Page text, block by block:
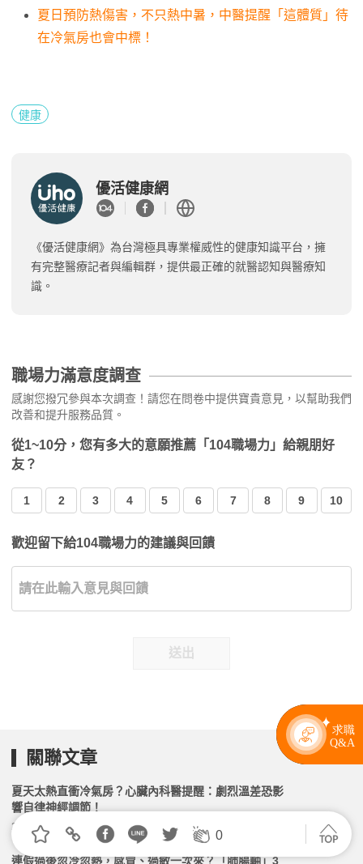
夏日預防熱傷害，不只熱中暑，中醫提醒「這體質」待
在冷氣房也會中標！
健康
優活健康網
《優活健康網》為台灣極具專業權威性的健康知識平台，擁
有完整醫療記者與編輯群，提供最正確的就醫認知與醫療知
識。
職場力滿意度調查
感謝您撥冗參與本次調查！請您在問卷中提供寶貴意見，以幫助我們
改善和提升服務品質。
從1~10分，您有多大的意願推薦「104職場力」給親朋好
友？
1 2 3 4 5 6 7 8 9 10
歡迎留下給104職場力的建議與回饋
送出
0
關聯文章
夏天太熱直衝冷氣房？心臟內科醫提醒：劇烈溫差恐影
響自律神經調節！
2026.07.17 | 104小編 | 1527觀看數
連假過後忽冷忽熱，感冒、過敏一次來？「肺腸軸」3